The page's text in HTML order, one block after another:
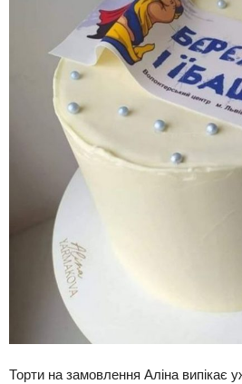
Торти на замовлення Аліна випікає